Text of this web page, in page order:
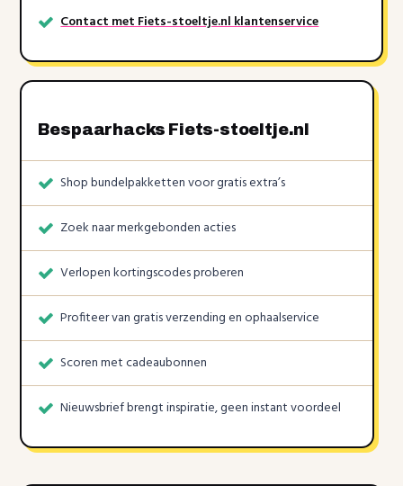
Contact met Fiets-stoeltje.nl klantenservice
Bespaarhacks Fiets-stoeltje.nl
Shop bundelpakketten voor gratis extra’s
Zoek naar merkgebonden acties
Verlopen kortingscodes proberen
Profiteer van gratis verzending en ophaalservice
Scoren met cadeaubonnen
Nieuwsbrief brengt inspiratie, geen instant voordeel